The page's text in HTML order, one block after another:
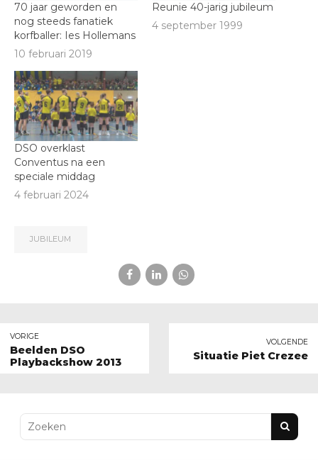
70 jaar geworden en
nog steeds fanatiek
korfballer: Ies Hollemans
10 februari 2019
Reunie 40-jarig jubileum
4 september 1999
DSO overklast
Conventus na een
speciale middag
4 februari 2024
JUBILEUM
VORIGE
Beelden DSO
Playbackshow 2013
VOLGENDE
Situatie Piet Crezee